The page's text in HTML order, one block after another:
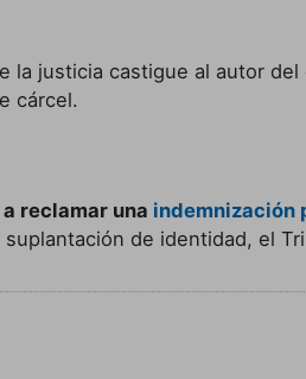
la justicia castigue al autor del
cárcel.
reclamar una indemnización
de identidad, el